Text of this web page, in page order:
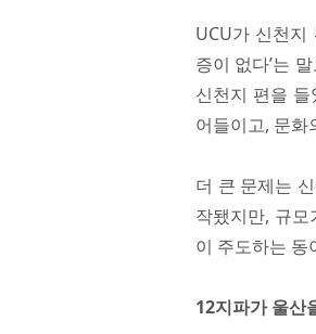
UCU가 신천지
증이 없다’는
신천지 편을
어들이고, 문화
더 큰 문제는
작됐지만, 규
이 주도하는 동
12지파가 울산